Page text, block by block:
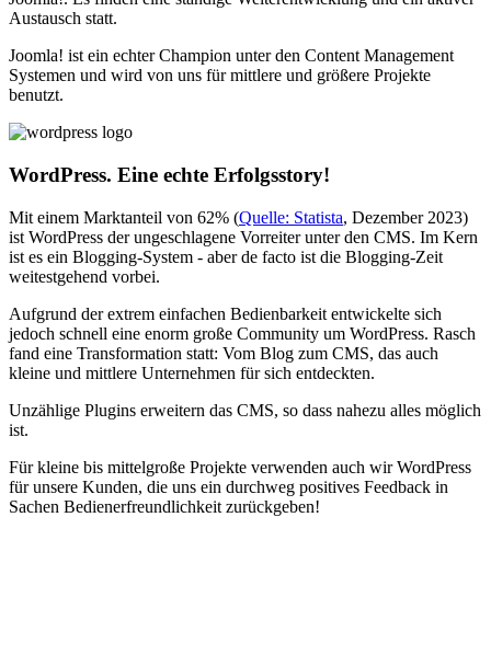
Austausch statt.
Joomla! ist ein echter Champion unter den Content Management
Systemen und wird von uns für mittlere und größere Projekte
benutzt.
WordPress. Eine echte Erfolgsstory!
Mit einem Marktanteil von 62% (Quelle: Statista, Dezember 2023)
ist WordPress der ungeschlagene Vorreiter unter den CMS. Im Kern
ist es ein Blogging-System - aber de facto ist die Blogging-Zeit
weitestgehend vorbei.
Aufgrund der extrem einfachen Bedienbarkeit entwickelte sich
jedoch schnell eine enorm große Community um WordPress. Rasch
fand eine Transformation statt: Vom Blog zum CMS, das auch
kleine und mittlere Unternehmen für sich entdeckten.
Unzählige Plugins erweitern das CMS, so dass nahezu alles möglich
ist.
Für kleine bis mittelgroße Projekte verwenden auch wir WordPress
für unsere Kunden, die uns ein durchweg positives Feedback in
Sachen Bedienerfreundlichkeit zurückgeben!